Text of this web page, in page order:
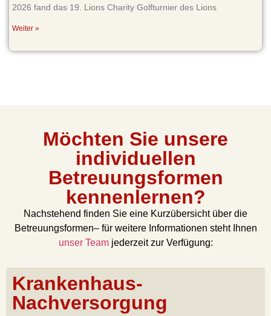
2026 fand das 19. Lions Charity Golfturnier des Lions
Weiter »
Möchten Sie unsere
individuellen
Betreuungsformen
kennenlernen?
Nachstehend finden Sie eine Kurzübersicht über die
Betreuungsformen– für weitere Informationen steht Ihnen
unser Teamjederzeit zur Verfügung:
Krankenhaus-
Nachversorgung